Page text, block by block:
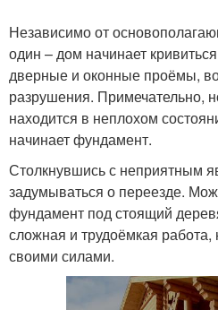
Независимо от
один – дом начинает
дверные и оконные проёмы,
разрушения. Примечательно,
находится в неплохом
начинает фундамент.
Столкнувшись с неприятным
задумываться о переезде.
фундамент под стоящий
сложная и трудоёмкая
своими силами.